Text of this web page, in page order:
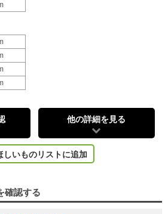
他の詳細を見る
しいものリストに追加
確認する